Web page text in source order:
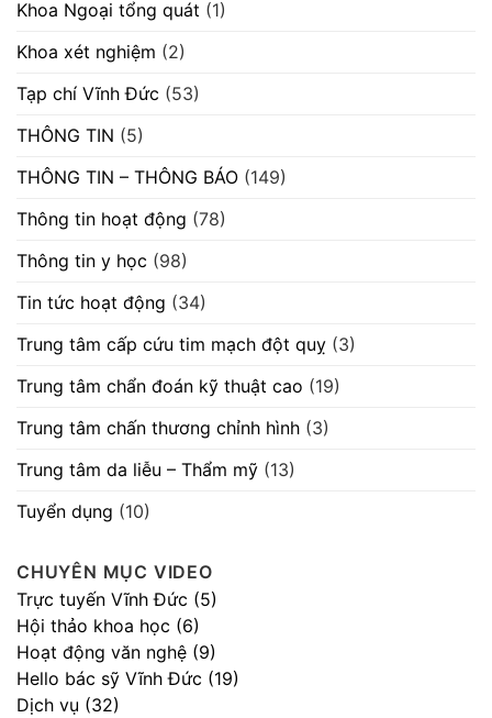
Khoa Ngoại tổng quát (1)
Khoa xét nghiệm (2)
Tạp chí Vĩnh Đức (53)
THÔNG TIN (5)
THÔNG TIN – THÔNG BÁO (149)
Thông tin hoạt động (78)
Thông tin y học (98)
Tin tức hoạt động (34)
Trung tâm cấp cứu tim mạch đột quỵ (3)
Trung tâm chẩn đoán kỹ thuật cao (19)
Trung tâm chấn thương chỉnh hình (3)
Trung tâm da liễu – Thẩm mỹ (13)
Tuyển dụng (10)
CHUYÊN MỤC VIDEO
Trực tuyến Vĩnh Đức (5)
Hội thảo khoa học (6)
Hoạt động văn nghệ (9)
Hello bác sỹ Vĩnh Đức (19)
Dịch vụ (32)